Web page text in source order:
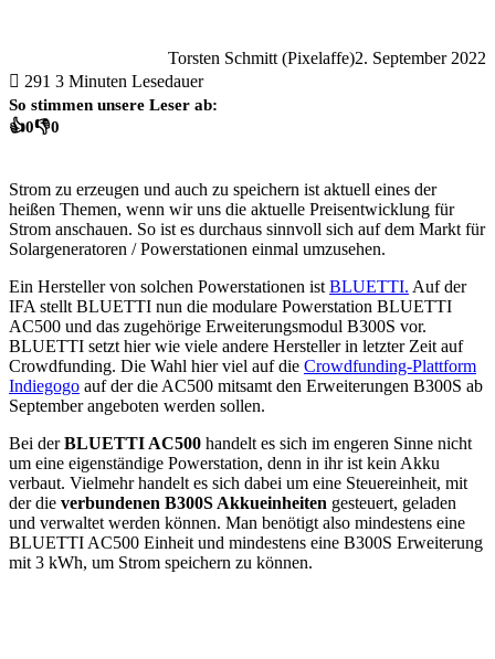
Torsten Schmitt (Pixelaffe)2. September 2022
291 3 Minuten Lesedauer
So stimmen unsere Leser ab:
👍0👎0
Strom zu erzeugen und auch zu speichern ist aktuell eines der
heißen Themen, wenn wir uns die aktuelle Preisentwicklung für
Strom anschauen. So ist es durchaus sinnvoll sich auf dem Markt für
Solargeneratoren / Powerstationen einmal umzusehen.
Ein Hersteller von solchen Powerstationen ist BLUETTI. Auf der
IFA stellt BLUETTI nun die modulare Powerstation BLUETTI
AC500 und das zugehörige Erweiterungsmodul B300S vor.
BLUETTI setzt hier wie viele andere Hersteller in letzter Zeit auf
Crowdfunding. Die Wahl hier viel auf die Crowdfunding-Plattform
Indiegogo auf der die AC500 mitsamt den Erweiterungen B300S ab
September angeboten werden sollen.
Bei derBLUETTI AC500 handelt es sich im engeren Sinne nicht
um eine eigenständige Powerstation, denn in ihr ist kein Akku
verbaut. Vielmehr handelt es sich dabei um eine Steuereinheit, mit
der die verbundenen B300S Akkueinheiten gesteuert, geladen
und verwaltet werden können. Man benötigt also mindestens eine
BLUETTI AC500 Einheit und mindestens eine B300S Erweiterung
mit 3 kWh, um Strom speichern zu können.